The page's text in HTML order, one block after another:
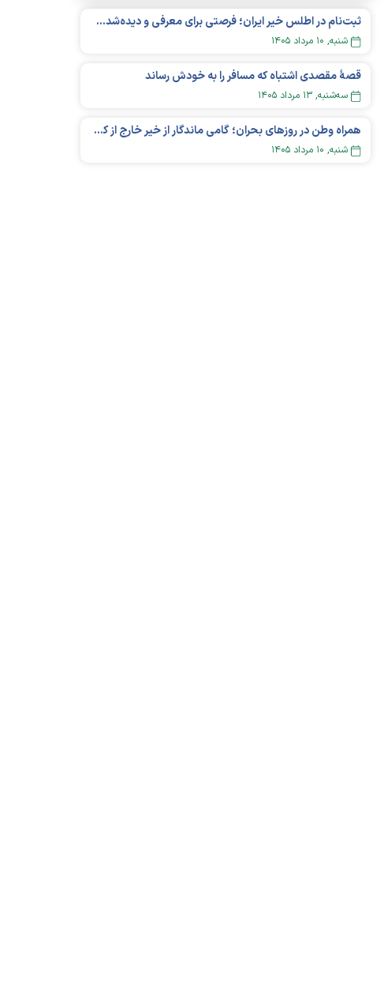
ثبت‌نام در اطلس خیر ایران؛ فرصتی برای معرفی و دیده‌شدن مؤسسات نیکوکاری
شنبه, ۱۰ مرداد ۱۴۰۵
قصهٔ مقصدی اشتباه که مسافر را به خودش رساند
سه‌شنبه, ۱۳ مرداد ۱۴۰۵
همراه وطن در روزهای بحران؛ گامی ماندگار از خیر خارج از کشور در عرصه سلامت
شنبه, ۱۰ مرداد ۱۴۰۵